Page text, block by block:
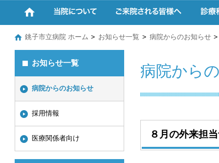
銚子市立病院 ホーム お知らせ一覧 病院からのお知らせ
病院から
８月の外来担
お知らせ一覧
病院からのお知らせ
採用情報
医療関係者向け